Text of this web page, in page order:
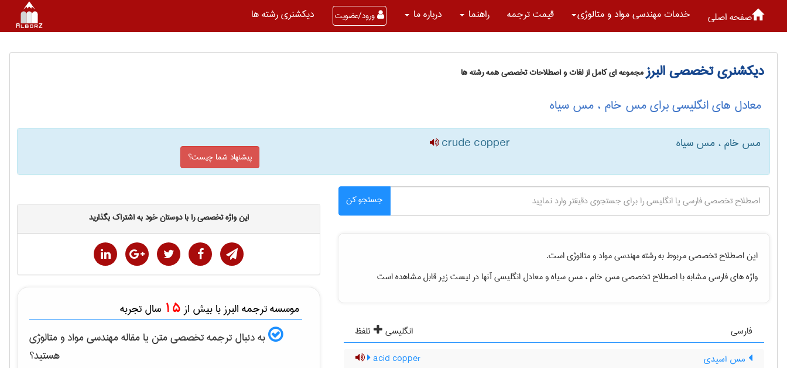
صفحه اصلی خدمات مهندسی مواد و متالوژی قیمت ترجمه راهنما درباره ما ورود/عضویت دیکشنری رشته ها
دیکشنری تخصصی البرزمجموعه ای کامل از لغات و اصطلاحات تخصصی همه رشته ها
معادل های انگلیسی برای مس خام ، مس سیاه
مس خام ، مس سیاه crude copper
پیشنهاد شما چیست؟
جستجو کن
این اصطلاح تخصصی مربوط به رشتهمهندسی مواد و متالوژیاست.
واژه های فارسی مشابه با اصطلاح تخصصیمس خام ، مس سیاهو معادل انگلیسی آنها در لیست زیر قابل مشاهده است
فارسی انگلیسی
تلفظ
مس اسیدی
acid copper
این واژه تخصصی را با دوستان خود به اشتراک بگذارید
موسسه ترجمه البرز با بیش از 15 سال تجربه
به دنبال ترجمه تخصصی متن یا مقالهمهندسی مواد و متالوژی
هستید؟